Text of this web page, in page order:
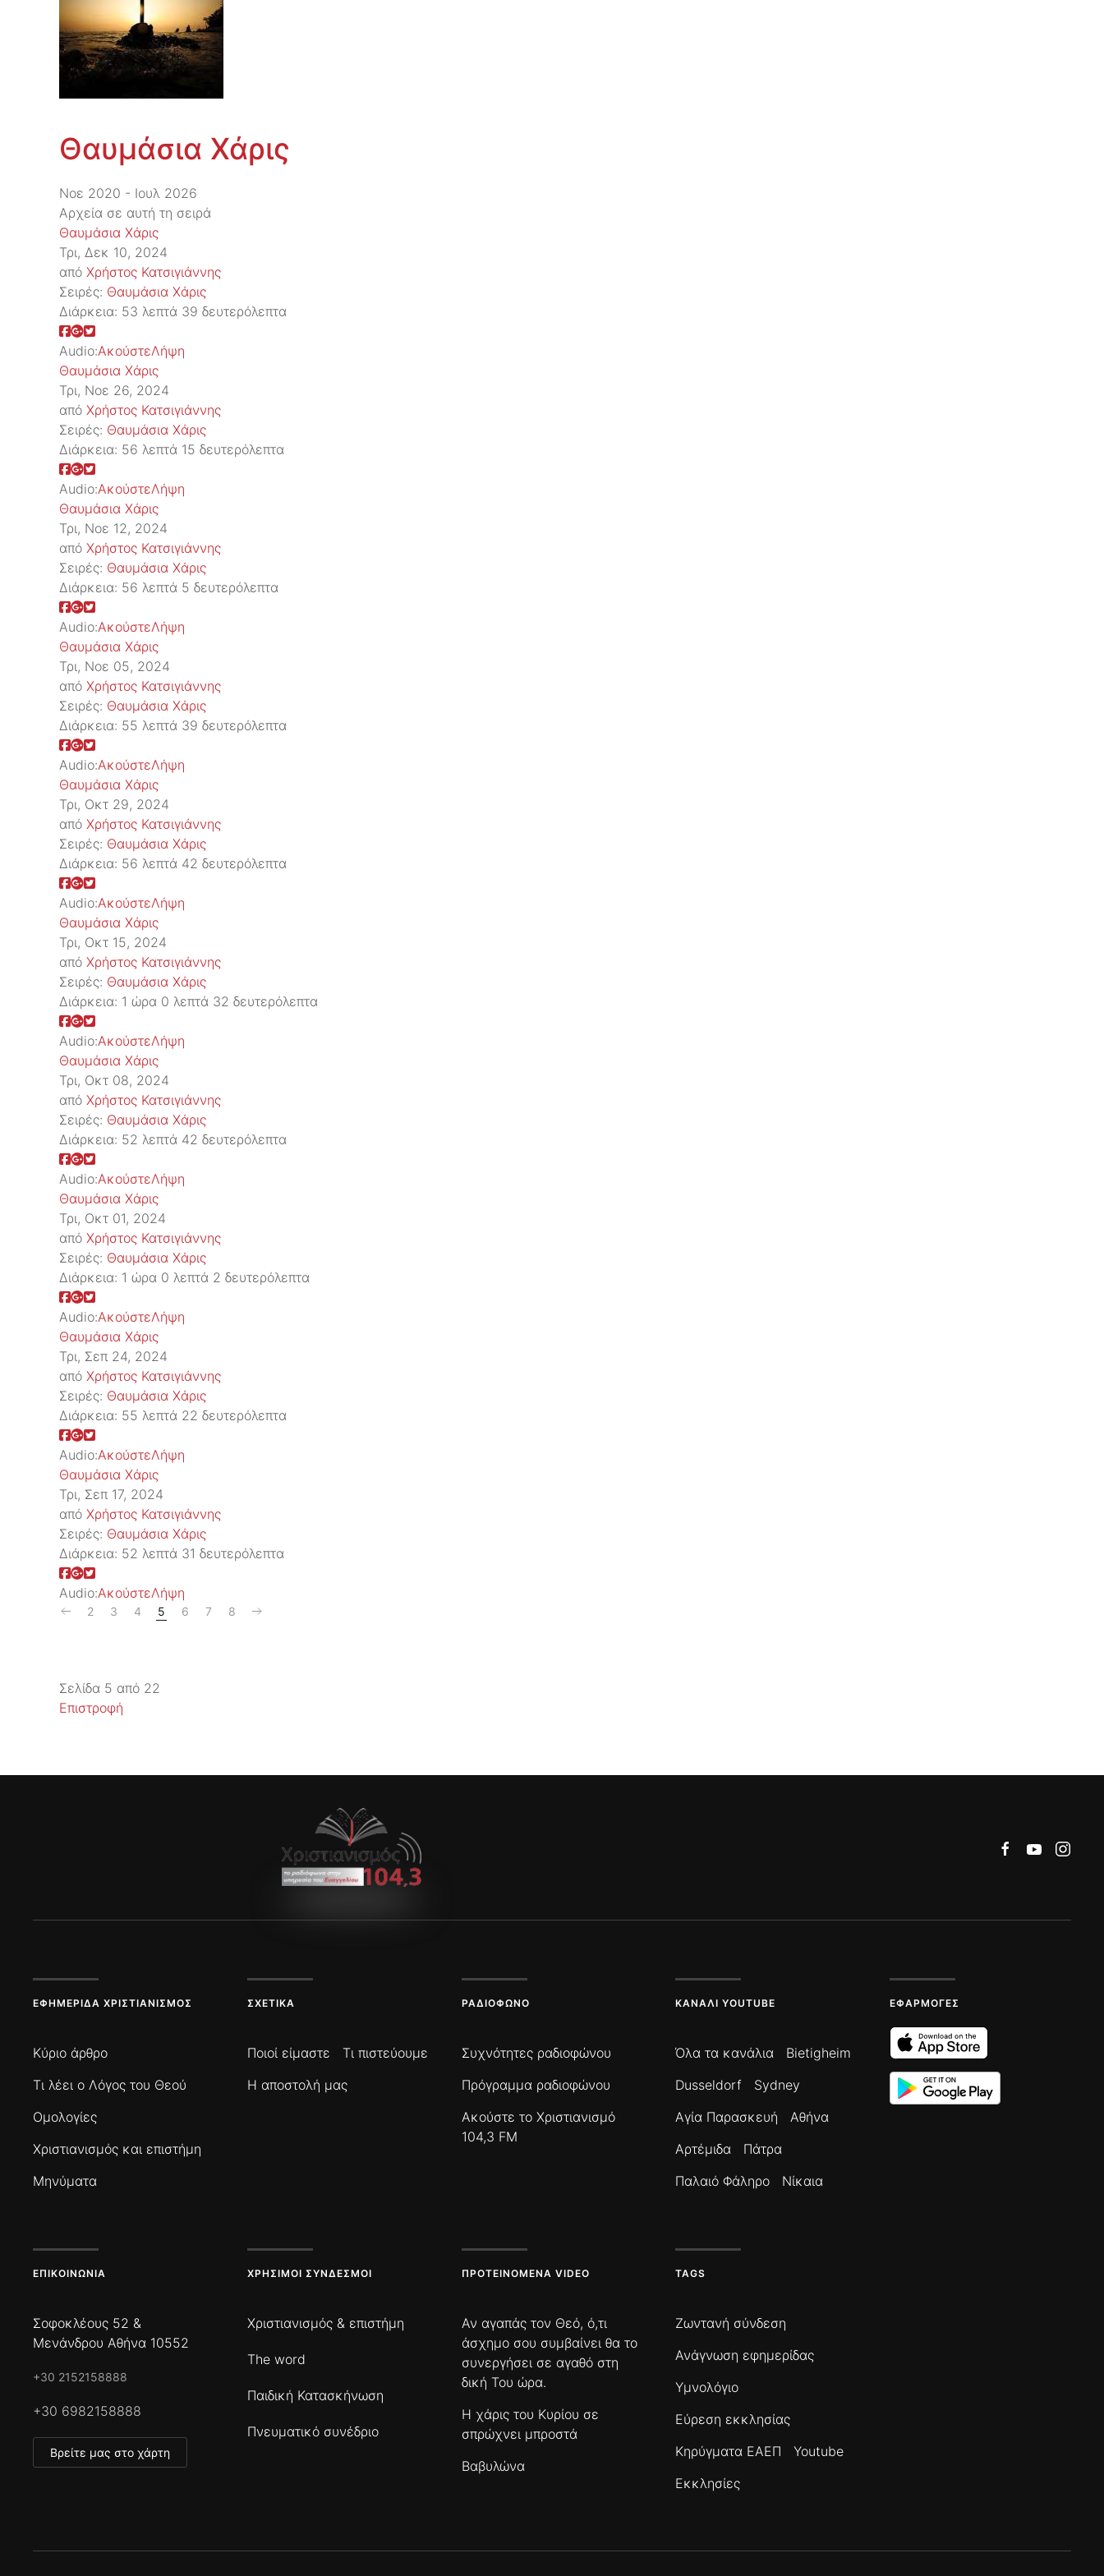
Θαυμάσια Χάρις
Νοε 2020 - Ιουλ 2026
Αρχεία σε αυτή τη σειρά
Θαυμάσια Χάρις
Τρι, Δεκ 10, 2024
από Χρήστος Κατσιγιάννης
Σειρές: Θαυμάσια Χάρις
Διάρκεια: 53 λεπτά 39 δευτερόλεπτα
Audio:ΑκούστεΛήψη
Θαυμάσια Χάρις
Τρι, Νοε 26, 2024
από Χρήστος Κατσιγιάννης
Σειρές: Θαυμάσια Χάρις
Διάρκεια: 56 λεπτά 15 δευτερόλεπτα
Audio:ΑκούστεΛήψη
Θαυμάσια Χάρις
Τρι, Νοε 12, 2024
από Χρήστος Κατσιγιάννης
Σειρές: Θαυμάσια Χάρις
Διάρκεια: 56 λεπτά 5 δευτερόλεπτα
Audio:ΑκούστεΛήψη
Θαυμάσια Χάρις
Τρι, Νοε 05, 2024
από Χρήστος Κατσιγιάννης
Σειρές: Θαυμάσια Χάρις
Διάρκεια: 55 λεπτά 39 δευτερόλεπτα
Audio:ΑκούστεΛήψη
Θαυμάσια Χάρις
Τρι, Οκτ 29, 2024
από Χρήστος Κατσιγιάννης
Σειρές: Θαυμάσια Χάρις
Διάρκεια: 56 λεπτά 42 δευτερόλεπτα
Audio:ΑκούστεΛήψη
Θαυμάσια Χάρις
Τρι, Οκτ 15, 2024
από Χρήστος Κατσιγιάννης
Σειρές: Θαυμάσια Χάρις
Διάρκεια: 1 ώρα 0 λεπτά 32 δευτερόλεπτα
Audio:ΑκούστεΛήψη
Θαυμάσια Χάρις
Τρι, Οκτ 08, 2024
από Χρήστος Κατσιγιάννης
Σειρές: Θαυμάσια Χάρις
Διάρκεια: 52 λεπτά 42 δευτερόλεπτα
Audio:ΑκούστεΛήψη
Θαυμάσια Χάρις
Τρι, Οκτ 01, 2024
από Χρήστος Κατσιγιάννης
Σειρές: Θαυμάσια Χάρις
Διάρκεια: 1 ώρα 0 λεπτά 2 δευτερόλεπτα
Audio:ΑκούστεΛήψη
Θαυμάσια Χάρις
Τρι, Σεπ 24, 2024
από Χρήστος Κατσιγιάννης
Σειρές: Θαυμάσια Χάρις
Διάρκεια: 55 λεπτά 22 δευτερόλεπτα
Audio:ΑκούστεΛήψη
Θαυμάσια Χάρις
Τρι, Σεπ 17, 2024
από Χρήστος Κατσιγιάννης
Σειρές: Θαυμάσια Χάρις
Διάρκεια: 52 λεπτά 31 δευτερόλεπτα
Audio:ΑκούστεΛήψη
2 3 4 5 6 7 8
Σελίδα 5 από 22
Επιστροφή
ΕΦΗΜΕΡΊΔΑ ΧΡΙΣΤΙΑΝΙΣΜΌΣ
Κύριο άρθρο
Τι λέει ο Λόγος του Θεού
Ομολογίες
Χριστιανισμός και επιστήμη
Μηνύματα
ΣΧΕΤΙΚΆ
Ποιοί είμαστε
Τι πιστεύουμε
Η αποστολή μας
ΡΑΔΙΌΦΩΝΟ
Συχνότητες ραδιοφώνου
Πρόγραμμα ραδιοφώνου
Ακούστε το Χριστιανισμό
104,3 FM
ΚΑΝΆΛΙ YOUTUBE
Όλα τα κανάλια
Bietigheim
Dusseldorf
Sydney
Αγία Παρασκευή
Αθήνα
Αρτέμιδα
Πάτρα
Παλαιό Φάληρο
Νίκαια
ΕΦΑΡΜΟΓΈΣ
ΕΠΙΚΟΙΝΩΝΊΑ
Σοφοκλέους 52 &
Μενάνδρου Αθήνα 10552
+30 2152158888
+30 6982158888
Βρείτε μας στο χάρτη
ΧΡΉΣΙΜΟΙ ΣΎΝΔΕΣΜΟΙ
Χριστιανισμός & επιστήμη
The word
Παιδική Κατασκήνωση
Πνευματικό συνέδριο
ΠΡΟΤΕΙΝΌΜΕΝΑ VIDEO
Αν αγαπάς τον Θεό, ό,τι
άσχημο σου συμβαίνει θα το
συνεργήσει σε αγαθό στη
δική Του ώρα.
Η χάρις του Κυρίου σε
σπρώχνει μπροστά
Βαβυλώνα
TAGS
Ζωντανή σύνδεση
Ανάγνωση εφημερίδας
Υμνολόγιο
Εύρεση εκκλησίας
Κηρύγματα ΕΑΕΠ
Youtube
Εκκλησίες